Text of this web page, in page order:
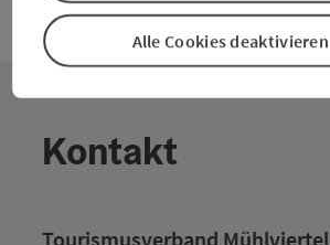
Kontakt
Tourismusverband Mühlviertel
Alle Cookies deaktivieren